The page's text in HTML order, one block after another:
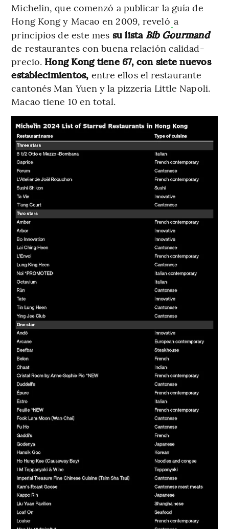
Michelin, que comenzó a publicar la guía de
Hong Kong y Macao en 2009, reveló a
principios de este mes su lista Bib Gourmand
de restaurantes con buena relación calidad-
precio. Hong Kong tiene 67, con siete nuevos
establecimientos, entre ellos el restaurante
cantonés Man Yuen y la pizzería Little Napoli.
Macao tiene 10 en total.